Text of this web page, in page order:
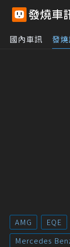
國內車訊 發
AMG EQE
Mercedes